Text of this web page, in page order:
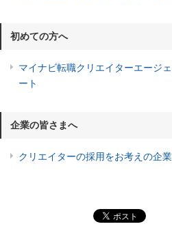
初めての方へ
マイナビ転職クリエイターエージ
ート
企業の皆さまへ
クリエイターの採用をお考えの企